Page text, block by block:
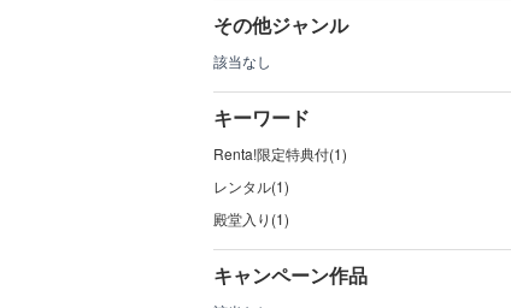
その他ジャンル
該当なし
キーワード
Renta!限定特典付(1)
レンタル(1)
殿堂入り(1)
キャンペーン作品